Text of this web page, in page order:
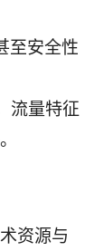
至安全性
流量特征
资源与